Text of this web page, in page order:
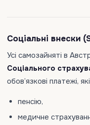
Соціальні внески
Усі самозайняті в
Соціального
обов’язкові платежі,
пенсію,
медичне